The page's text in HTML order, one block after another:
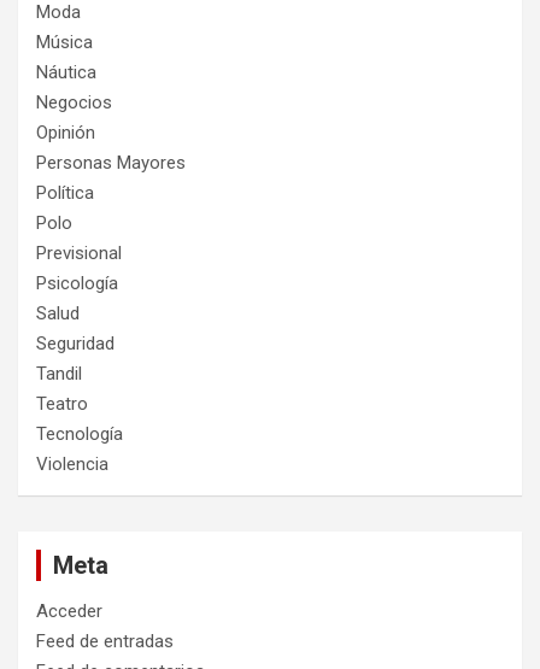
Moda
Música
Náutica
Negocios
Opinión
Personas Mayores
Política
Polo
Previsional
Psicología
Salud
Seguridad
Tandil
Teatro
Tecnología
Violencia
Meta
Acceder
Feed de entradas